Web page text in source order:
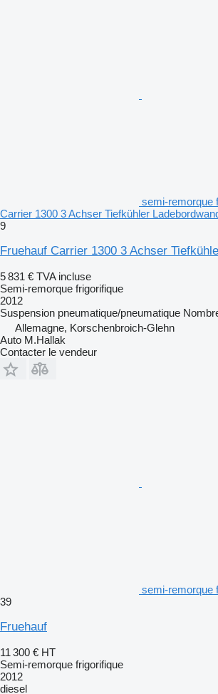
semi-remorque
Carrier 1300 3 Achser Tiefkühler
9
Fruehauf Carrier 1300 3 Achser
5 831 € TVA incluse
Semi-remorque frigorifique
2012
Suspension pneumatique/pneumatique
Allemagne, Korschenbroich-Glehn
Auto M.Hallak
Contacter le vendeur
semi-remorque
39
Fruehauf
11 300 € HT
Semi-remorque frigorifique
2012
diesel